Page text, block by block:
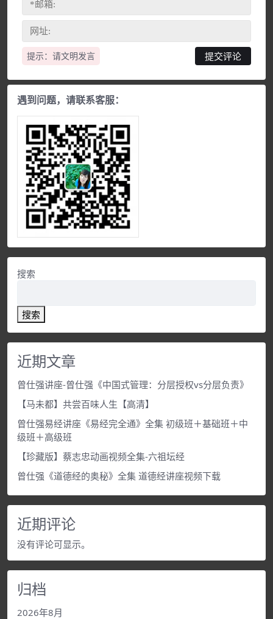
提示：请文明发言
遇到问题，请联系客服：
搜索
搜索
近期文章
曾仕强讲座-曾仕强《中国式管理：分层授权vs分层负责》
【马未都】共尝百味人生【高清】
曾仕强易经讲座《易经完全通》全集 初级班＋基础班＋中
级班＋高级班
【珍藏版】蔡志忠动画视频全集-六祖坛经
曾仕强《道德经的奥秘》全集 道德经讲座视频下载
近期评论
没有评论可显示。
归档
2026年8月